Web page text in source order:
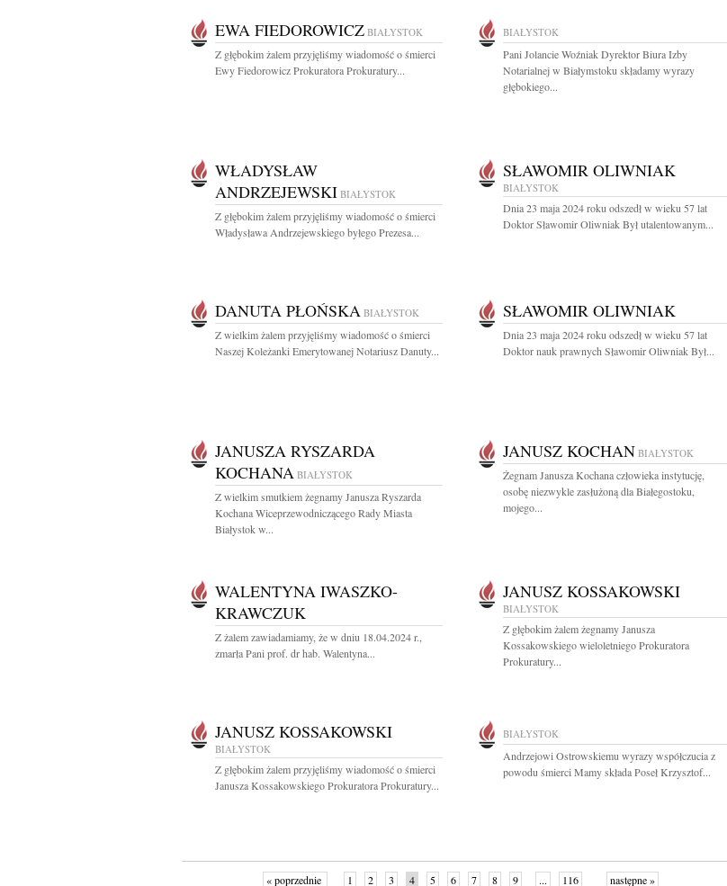
EWA FIEDOROWICZ BIAŁYSTOK
Z głębokim żalem przyjęliśmy wiadomość o śmierci
Ewy Fiedorowicz Prokuratora Prokuratury...
BIAŁYSTOK
Pani Jolancie Woźniak Dyrektor Biura Izby
Notarialnej w Białymstoku składamy wyrazy
głębokiego...
WŁADYSŁAW
ANDRZEJEWSKI BIAŁYSTOK
Z głębokim żalem przyjęliśmy wiadomość o śmierci
Władysława Andrzejewskiego byłego Prezesa...
SŁAWOMIR OLIWNIAK
BIAŁYSTOK
Dnia 23 maja 2024 roku odszedł w wieku 57 lat
Doktor Sławomir Oliwniak Był utalentowanym...
DANUTA PŁOŃSKA BIAŁYSTOK
Z wielkim żalem przyjęliśmy wiadomość o śmierci
Naszej Koleżanki Emerytowanej Notariusz Danuty...
SŁAWOMIR OLIWNIAK
Dnia 23 maja 2024 roku odszedł w wieku 57 lat
Doktor nauk prawnych Sławomir Oliwniak Był...
JANUSZA RYSZARDA
KOCHANA BIAŁYSTOK
Z wielkim smutkiem żegnamy Janusza Ryszarda
Kochana Wiceprzewodniczącego Rady Miasta
Białystok w...
JANUSZ KOCHAN BIAŁYSTOK
Żegnam Janusza Kochana człowieka instytucję,
osobę niezwykle zasłużoną dla Białegostoku,
mojego...
WALENTYNA IWASZKO-
KRAWCZUK
Z żalem zawiadamiamy, że w dniu 18.04.2024 r.,
zmarła Pani prof. dr hab. Walentyna...
JANUSZ KOSSAKOWSKI
BIAŁYSTOK
Z głębokim żalem żegnamy Janusza
Kossakowskiego wieloletniego Prokuratora
Prokuratury...
JANUSZ KOSSAKOWSKI
BIAŁYSTOK
Z głębokim żalem przyjęliśmy wiadomość o śmierci
Janusza Kossakowskiego Prokuratora Prokuratury...
BIAŁYSTOK
Andrzejowi Ostrowskiemu wyrazy współczucia z
powodu śmierci Mamy składa Poseł Krzysztof...
« poprzednie 1 2 3 4 5 6 7 8 9 ... 116 następne »